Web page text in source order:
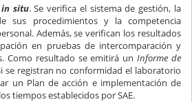
in situ. Se verifica el sistema de gestión, la
sus procedimientos y la competencia
Además, se verifican los resultados
en pruebas de intercomparación y
Como resultado se emitirá unInforme de
se registran no conformidad el laboratorio
un Plan de acción e implementación de
tiempos establecidos por SAE.